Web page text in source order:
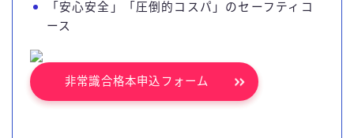
「安心安全」「圧倒的コスパ」のセーフティコ
ース
非常識合格本申込フォーム